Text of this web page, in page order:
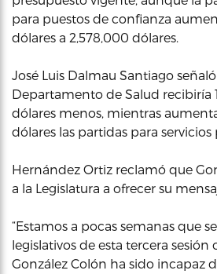
para puestos de confianza
dólares a 2,578,000 dólares.
José Luis Dalmau Santiago
Departamento de Salud recibiría
dólares menos, mientras
dólares las partidas para servicios
Hernández Ortiz reclamó que
a la Legislatura a ofrecer su
“Estamos a pocas semanas que
legislativos de esta tercera
González Colón ha sido incapaz